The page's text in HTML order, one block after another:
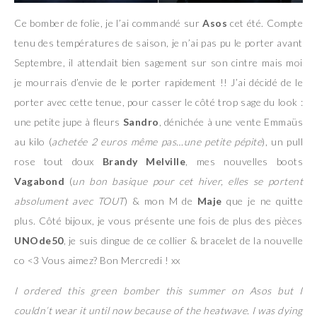
Ce bomber de folie, je l’ai commandé surAsos cet été. Compte
tenu des températures de saison, je n’ai pas pu le porter avant
Septembre, il attendait bien sagement sur son cintre mais moi
je mourrais d’envie de le porter rapidement !! J’ai décidé de le
porter avec cette tenue, pour casser le côté trop sage du look :
une petite jupe à fleurs Sandro , dénichée à une vente Emmaüs
au kilo (achetée 2 euros même pas…une petite pépite), un pull
rose tout doux Brandy Melville , mes nouvelles boots
Vagabond (un bon basique pour cet hiver, elles se portent
absolument avec TOUT) & mon M de Maje que je ne quitte
plus. Côté bijoux, je vous présente une fois de plus des pièces
UNOde50, je suis dingue de ce collier & bracelet de la nouvelle
co <3 Vous aimez? Bon Mercredi ! xx
I ordered this green bomber this summer on Asos but I
couldn’t wear it until now because of the heatwave. I was dying